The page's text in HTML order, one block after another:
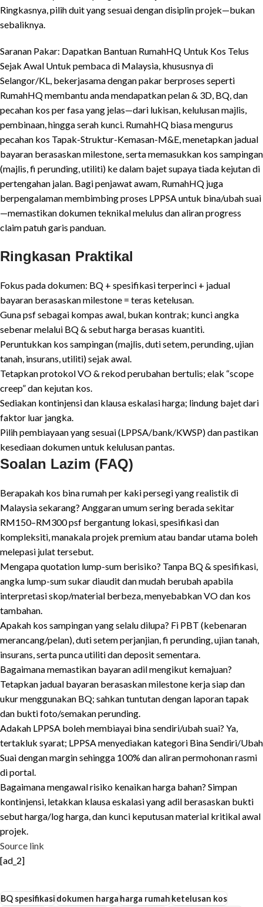
Ringkasnya, pilih duit yang sesuai dengan disiplin projek—bukan
sebaliknya.
Saranan Pakar: Dapatkan Bantuan RumahHQ Untuk Kos Telus
Sejak Awal Untuk pembaca di Malaysia, khususnya di
Selangor/KL, bekerjasama dengan pakar berproses seperti
RumahHQ membantu anda mendapatkan pelan & 3D, BQ, dan
pecahan kos per fasa yang jelas—dari lukisan, kelulusan majlis,
pembinaan, hingga serah kunci. RumahHQ biasa mengurus
pecahan kos Tapak-Struktur-Kemasan-M&E, menetapkan jadual
bayaran berasaskan milestone, serta memasukkan kos sampingan
(majlis, fi perunding, utiliti) ke dalam bajet supaya tiada kejutan di
pertengahan jalan. Bagi penjawat awam, RumahHQ juga
berpengalaman membimbing proses LPPSA untuk bina/ubah suai
—memastikan dokumen teknikal melulus dan aliran progress
claim patuh garis panduan.
Ringkasan Praktikal
Fokus pada dokumen: BQ + spesifikasi terperinci + jadual
bayaran berasaskan milestone = teras ketelusan.
Guna psf sebagai kompas awal, bukan kontrak; kunci angka
sebenar melalui BQ & sebut harga berasas kuantiti.
Peruntukkan kos sampingan (majlis, duti setem, perunding, ujian
tanah, insurans, utiliti) sejak awal.
Tetapkan protokol VO & rekod perubahan bertulis; elak “scope
creep” dan kejutan kos.
Sediakan kontinjensi dan klausa eskalasi harga; lindung bajet dari
faktor luar jangka.
Pilih pembiayaan yang sesuai (LPPSA/bank/KWSP) dan pastikan
kesediaan dokumen untuk kelulusan pantas.
Soalan Lazim (FAQ)
Berapakah kos bina rumah per kaki persegi yang realistik di
Malaysia sekarang? Anggaran umum sering berada sekitar
RM150–RM300 psf bergantung lokasi, spesifikasi dan
kompleksiti, manakala projek premium atau bandar utama boleh
melepasi julat tersebut.
Mengapa quotation lump-sum berisiko? Tanpa BQ & spesifikasi,
angka lump-sum sukar diaudit dan mudah berubah apabila
interpretasi skop/material berbeza, menyebabkan VO dan kos
tambahan.
Apakah kos sampingan yang selalu dilupa? Fi PBT (kebenaran
merancang/pelan), duti setem perjanjian, fi perunding, ujian tanah,
insurans, serta punca utiliti dan deposit sementara.
Bagaimana memastikan bayaran adil mengikut kemajuan?
Tetapkan jadual bayaran berasaskan milestone kerja siap dan
ukur menggunakan BQ; sahkan tuntutan dengan laporan tapak
dan bukti foto/semakan perunding.
Adakah LPPSA boleh membiayai bina sendiri/ubah suai? Ya,
tertakluk syarat; LPPSA menyediakan kategori Bina Sendiri/Ubah
Suai dengan margin sehingga 100% dan aliran permohonan rasmi
di portal.
Bagaimana mengawal risiko kenaikan harga bahan? Simpan
kontinjensi, letakkan klausa eskalasi yang adil berasaskan bukti
sebut harga/log harga, dan kunci keputusan material kritikal awal
projek.
Source link
[ad_2]
BQ spesifikasidokumen hargaharga rumahketelusan kos